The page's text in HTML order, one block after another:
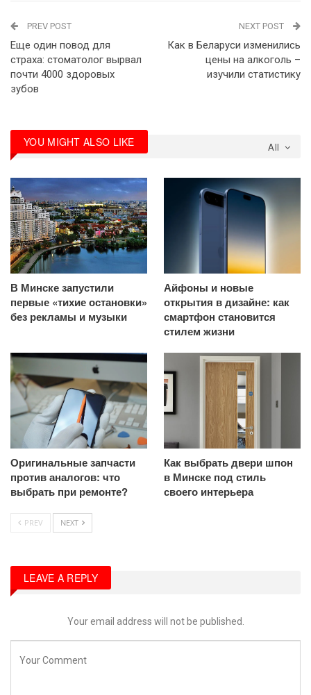
PREV POST
Еще один повод для
страха: стоматолог вырвал
почти 4000 здоровых
зубов
NEXT POST
Как в Беларуси изменились
цены на алкоголь –
изучили статистику
All
YOU MIGHT ALSO LIKE
В Минске запустили
первые «тихие остановки»
без рекламы и музыки
Айфоны и новые
открытия в дизайне: как
смартфон становится
стилем жизни
Оригинальные запчасти
против аналогов: что
выбрать при ремонте?
Как выбрать двери шпон
в Минске под стиль
своего интерьера
PREV NEXT
LEAVE A REPLY
Your email address will not be published.